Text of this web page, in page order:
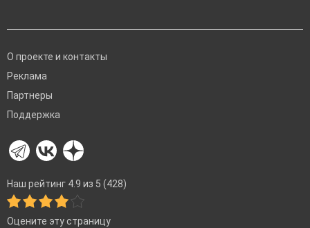
О проекте и контакты
Реклама
Партнеры
Поддержка
Наш рейтинг 4.9 из 5 (428)
Оцените эту страницу